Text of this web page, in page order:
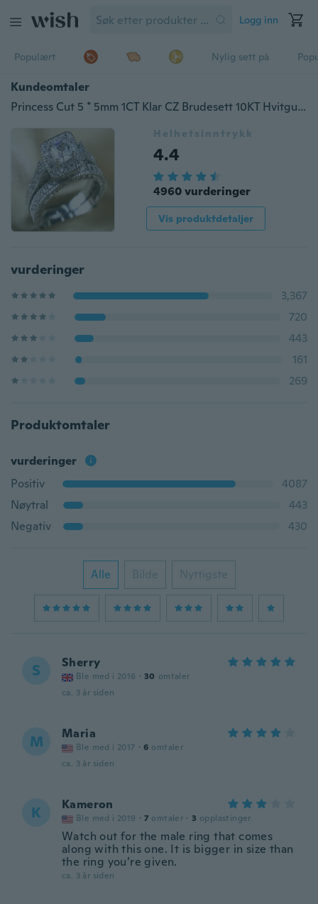
Logg inn
Populært Nylig sett på
Kundeomtaler
Princess Cut 5 * 5mm 1CT Klar CZ Brudesett 10KT Hvitgullfylt Giftenes Bryllupsring Gaver Sz 6,7,8,9
Helhetsinntrykk
4.4
4960 vurderinger
Vis produktdetaljer
vurderinger
3,367
720
443
161
269
Produktomtaler
vurderinger
Positiv
4087
Nøytral
443
Negativ
430
Alle Bilde Nyttigste
S Sherry
Ble med i 2016 · 30 omtaler
ca. 3 år siden
M Maria
Ble med i 2017 · 6 omtaler
ca. 3 år siden
K Kameron
Ble med i 2019 · 7 omtaler · 3 opplastinger
Watch out for the male ring that comes
along with this one. It is bigger in size than
the ring you’re given.
ca. 3 år siden